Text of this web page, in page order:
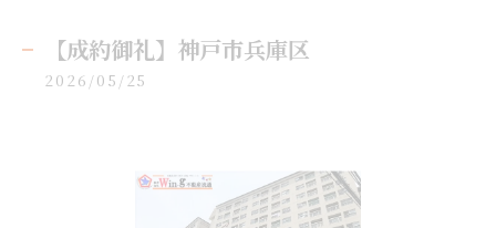
【成約御礼】神戸市兵庫区
2026/05/25